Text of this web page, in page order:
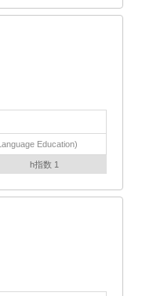
Education)
h指数 1